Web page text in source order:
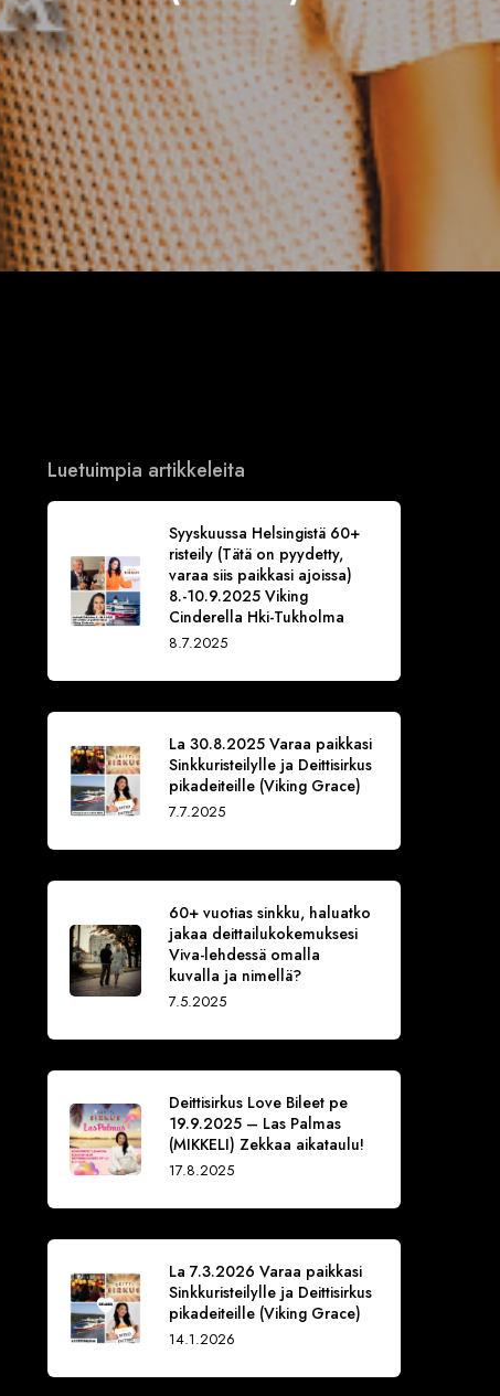
Luetuimpia artikkeleita
Syyskuussa Helsingistä 60+
risteily (Tätä on pyydetty,
varaa siis paikkasi ajoissa)
8.-10.9.2025 Viking
Cinderella Hki-Tukholma
8.7.2025
La 30.8.2025 Varaa paikkasi
Sinkkuristeilylle ja Deittisirkus
pikadeiteille (Viking Grace)
7.7.2025
60+ vuotias sinkku, haluatko
jakaa deittailukokemuksesi
Viva-lehdessä omalla
kuvalla ja nimellä?
7.5.2025
Deittisirkus Love Bileet pe
19.9.2025 – Las Palmas
(MIKKELI) Zekkaa aikataulu!
17.8.2025
La 7.3.2026 Varaa paikkasi
Sinkkuristeilylle ja Deittisirkus
pikadeiteille (Viking Grace)
14.1.2026